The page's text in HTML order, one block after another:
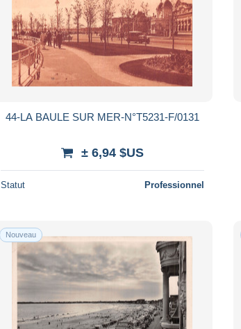
44-LA BAULE SUR MER-N°T5231-F/0131
± 6,94 $US
Statut Professionnel
Nouveau